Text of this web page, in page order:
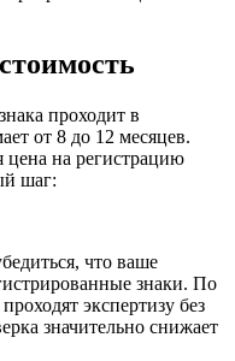
проходит в
от 8 до 12 месяцев.
цена на регистрацию
шаг:
что ваше
знаки. По
экспертизу без
значительно снижает